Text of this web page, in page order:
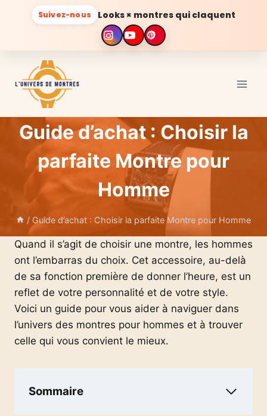
Suivez-nous Looks × montres qui claquent
contenu
Guide d’achat : Choisir la
parfaite Montre pour
Homme
/ Guide d’achat : Choisir la parfaite Montre pour Homme
Quand il s’agit de choisir une montre, les hommes
ont l’embarras du choix. Cet accessoire, au-delà
de sa fonction première de donner l’heure, est un
reflet de votre personnalité et de votre style.
Voici un guide pour vous aider à naviguer dans
l’univers des montres pour hommes et à trouver
celle qui vous convient le mieux.
Sommaire